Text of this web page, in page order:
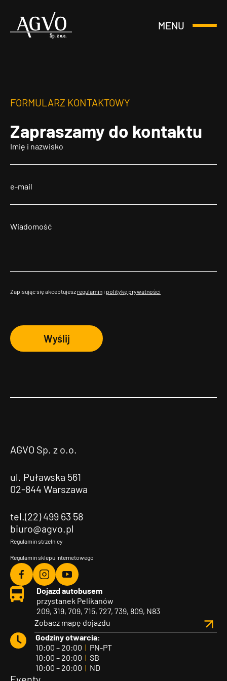
Header
MENU
Otwórz
FORMULARZ KONTAKTOWY
Zapraszamy do kontaktu
Zapisując się akceptujesz regulamin i politykę prywatności
Wyślij
AGVO Sp. z o.o.
ul. Puławska 561
02-844 Warszawa
tel.(22) 499 63 58
biuro@agvo.pl
Regulamin strzelnicy
Regulamin sklepu internetowego
Agvo
Facebook
Agvo
Instagram
Agvo
YouTube
Dojazd autobusem
przystanek Pelikanów
209, 319, 709, 715, 727, 739, 809, N83
Zobacz mapę dojazdu
Godziny otwarcia:
10:00 – 20:00 | PN-PT
10:00 – 20:00 | SB
10:00 – 20:00 | ND